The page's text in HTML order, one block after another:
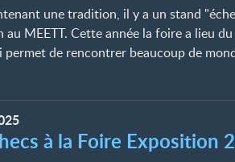
une tradition, il y a un stand
au MEETT. Cette année la foire a lieu
permet de rencontrer beaucoup de
à la Foire Exposition